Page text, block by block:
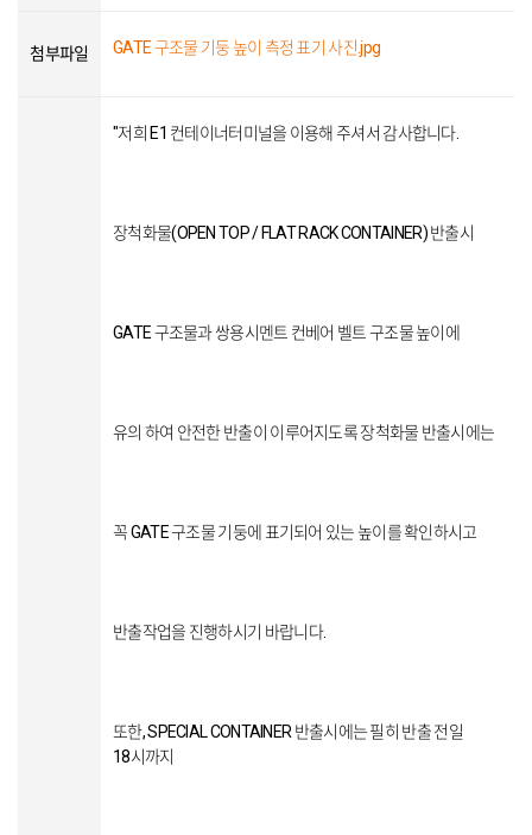
첨부파일 GATE 구조물 기둥 높이 측정 표기 사진.jpg
"저희 E1 컨테이너터미널을 이용해 주셔서 감사합니다.
장척화물(OPEN TOP / FLAT RACK CONTAINER) 반출시
GATE 구조물과 쌍용시멘트 컨베어 벨트 구조물 높이에
유의 하여 안전한 반출이 이루어지도록 장척화물 반출시에는
꼭 GATE 구조물 기둥에 표기되어 있는 높이를 확인하시고
반출작업을 진행하시기 바랍니다.
또한, SPECIAL CONTAINER 반출시에는 필히 반출 전일
18시까지